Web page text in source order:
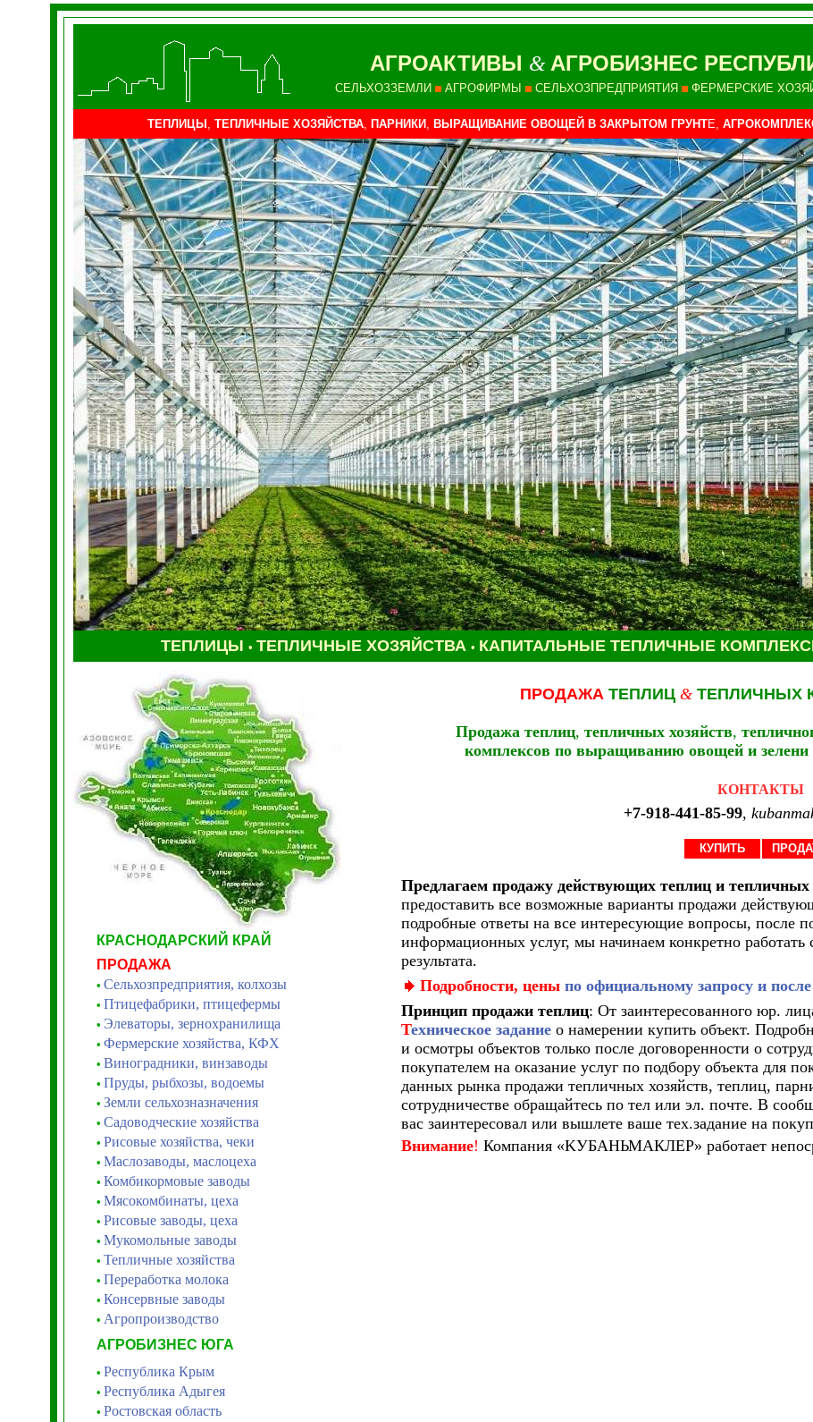
АГРОАКТИВЫ & АГРОБИЗНЕС
СЕЛЬХОЗЗЕМЛИ АГРОФИРМЫ СЕЛЬХОЗПРЕДПРИЯТИЯ ФЕРМЕРСКИЕ
ТЕПЛИЦЫ , ТЕПЛИЧНЫЕ ХОЗЯЙСТВА, ПАРНИКИ , ВЫРАЩИВАНИЕ ОВОЩЕЙ В ЗАКРЫТОМ ГРУНТЕ,
ТЕПЛИЦЫ • ТЕПЛИЧНЫЕ ХОЗЯЙСТВА • КАПИТАЛЬНЫЕ ТЕПЛИЧНЫЕ
КРАСНОДАРСКИЙ КРАЙ
ПРОДАЖА
• Сельхозпредприятия, колхозы
• Птицефабрики, птицефермы
• Элеваторы, зернохранилища
• Фермерские хозяйства, КФХ
• Виноградники, винзаводы
• Пруды, рыбхозы, водоемы
• Земли сельхозназначения
• Садоводческие хозяйства
• Рисовые хозяйства, чеки
• Маслозаводы, маслоцеха
• Комбикормовые заводы
• Мясокомбинаты, цеха
• Рисовые заводы, цеха
• Мукомольные заводы
• Тепличные хозяйства
• Переработка молока
• Консервные заводы
• Агропроизводство
АГРОБИЗНЕС ЮГА
• Республика Крым
• Республика Адыгея
• Ростовская область
ПРОДАЖАТЕПЛИЦ & ТЕПЛИЧНЫХ
Продажа теплиц, тепличных хозяйств,
комплексов по выращиванию овощей и зелени
КОНТАКТЫ
+7-918-441-85-99,
КУПИТЬ
Предлагаем продажу действующих теплиц и
предоставить все возможные варианты продажи
подробные ответы на все интересующие вопросы, после
информационных услуг, мы начинаем конкретно работать
результата.
Подробности, ценыпо официальному запросу и
Принцип продажи теплиц: От заинтересованного юр.
Техническое задание о намерении купить объект.
и осмотры объектов только после договоренности о
покупателем на оказание услуг по подбору объекта для
данных рынка продажи тепличных хозяйств, теплиц,
сотрудничестве обращайтесь по тел или эл. почте. В
вас заинтересовал или вышлете ваше тех.задание на
Внимание! Компания «KУБАНЬМАКЛЕР» работает